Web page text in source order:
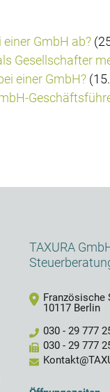
GmbH ab?
Gesellschafter
einer GmbH?
TAXURA
Französische
10117 Berlin
030 - 29 777
030 - 29 777